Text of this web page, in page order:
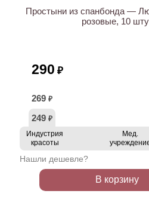
Простыни из спанбонда —
розовые, 10
290 ₽
269 ₽
249 ₽
Индустрия
красоты
Мед.
Нашли дешевле?
В корзину